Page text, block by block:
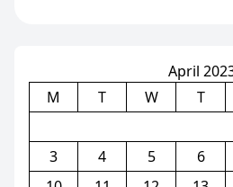
April
M
T W T
3
4 5 6